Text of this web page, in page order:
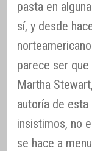
pasta en
sí, y desde
parece ser
Martha
autoría de esta
insistimos, no
se hace a